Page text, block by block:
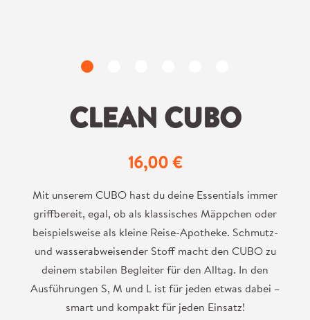
CLEAN CUBO
Regulärer Preis:
16,00 €
Mit unserem CUBO hast du deine Essentials immer
griffbereit, egal, ob als klassisches Mäppchen oder
beispielsweise als kleine Reise-Apotheke. Schmutz-
und wasserabweisender Stoff macht den CUBO zu
deinem stabilen Begleiter für den Alltag. In den
Ausführungen S, M und L ist für jeden etwas dabei –
smart und kompakt für jeden Einsatz!